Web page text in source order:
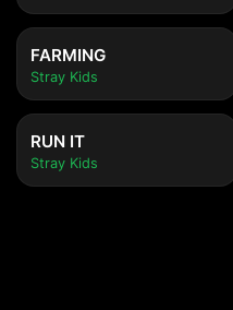
FARMING
Stray Kids
RUN IT
Stray Kids